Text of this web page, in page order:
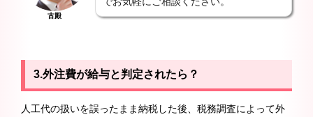
古殿
3.外注費が給与と判定されたら？
人工代の扱いを誤ったまま納税した後、税務調査によって外